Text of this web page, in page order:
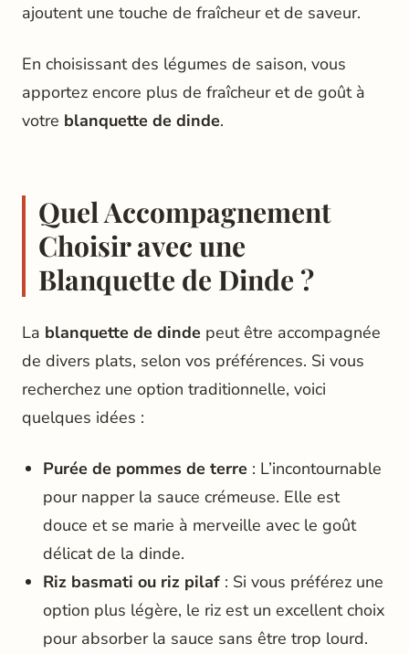
ajoutent une touche de fraîcheur et de saveur.
En choisissant des légumes de saison, vous
apportez encore plus de fraîcheur et de goût à
votre blanquette de dinde.
Quel Accompagnement
Choisir avec une
Blanquette de Dinde ?
La blanquette de dinde peut être accompagnée
de divers plats, selon vos préférences. Si vous
recherchez une option traditionnelle, voici
quelques idées :
Purée de pommes de terre: L’incontournable
pour napper la sauce crémeuse. Elle est
douce et se marie à merveille avec le goût
délicat de la dinde.
Riz basmati ou riz pilaf: Si vous préférez une
option plus légère, le riz est un excellent choix
pour absorber la sauce sans être trop lourd.